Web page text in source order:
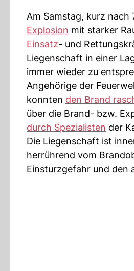
Am Samstag, kurz
Explosion mit starker
Einsatz- und
Liegenschaft in einer
immer wieder zu
Angehörige der
konnten den Brand
über die Brand- bzw.
durch Spezialisten der
Die Liegenschaft ist
herrührend vom
Einsturzgefahr und den